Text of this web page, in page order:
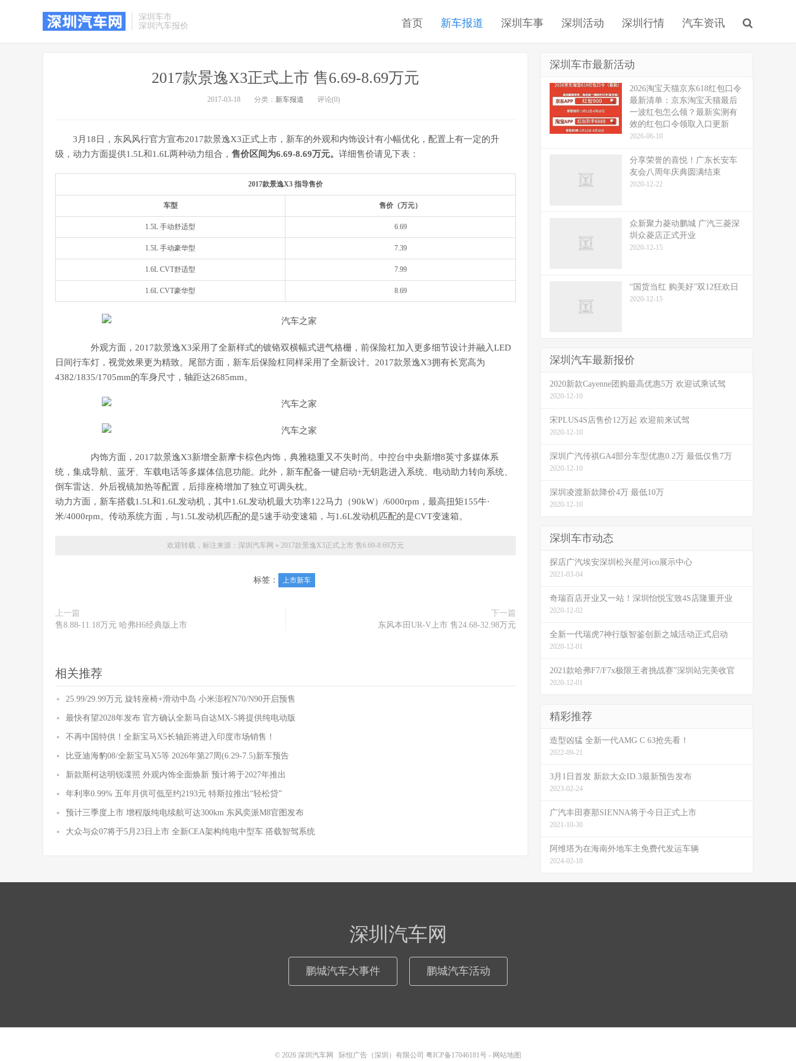
深圳车市
深圳汽车报价
首页 新车报道 深圳车事 深圳活动 深圳行情 汽车资讯
2017款景逸X3正式上市 售6.69-8.69万元
2017-03-18 分类： 新车报道 评论(0)
3月18日，东风风行官方宣布2017款景逸X3正式上市，新车的外观和内饰设计有小幅优化，配置上有一定的升
级，动力方面提供1.5L和1.6L两种动力组合， 售价区间为6.69-8.69万元。 详细售价请见下表：
2017款景逸X3 指导售价
车型 售价（万元）
1.5L 手动舒适型 6.69
1.5L 手动豪华型 7.39
1.6L CVT舒适型 7.99
1.6L CVT豪华型 8.69
外观方面，2017款景逸X3采用了全新样式的镀铬双横幅式进气格栅，前保险杠加入更多细节设计并融入LED
日间行车灯，视觉效果更为精致。尾部方面，新车后保险杠同样采用了全新设计。2017款景逸X3拥有长宽高为
4382/1835/1705mm的车身尺寸，轴距达2685mm。
内饰方面，2017款景逸X3新增全新摩卡棕色内饰，典雅稳重又不失时尚。中控台中央新增8英寸多媒体系
统，集成导航、蓝牙、车载电话等多媒体信息功能。此外，新车配备一键启动+无钥匙进入系统、电动助力转向系统、
倒车雷达、外后视镜加热等配置，后排座椅增加了独立可调头枕。
动力方面，新车搭载1.5L和1.6L发动机，其中1.6L发动机最大功率122马力（90kW）/6000rpm，最高扭矩155牛·
米/4000rpm。传动系统方面，与1.5L发动机匹配的是5速手动变速箱，与1.6L发动机匹配的是CVT变速箱。
欢迎转载，标注来源： 深圳汽车网 » 2017款景逸X3正式上市 售6.69-8.69万元
标签： 上市新车
上一篇
售8.88-11.18万元 哈弗H6经典版上市
下一篇
东风本田UR-V上市 售24.68-32.98万元
相关推荐
25.99/29.99万元 旋转座椅+滑动中岛 小米澎程N70/N90开启预售
最快有望2028年发布 官方确认全新马自达MX-5将提供纯电动版
不再中国特供！全新宝马X5长轴距将进入印度市场销售！
比亚迪海豹08/全新宝马X5等 2026年第27周(6.29-7.5)新车预告
新款斯柯达明锐谍照 外观内饰全面焕新 预计将于2027年推出
年利率0.99% 五年月供可低至约2193元 特斯拉推出“轻松贷”
预计三季度上市 增程版纯电续航可达300km 东风奕派M8官图发布
大众与众07将于5月23日上市 全新CEA架构纯电中型车 搭载智驾系统
深圳车市最新活动
2026淘宝天猫京东618红包口令
最新清单：京东淘宝天猫最后
一波红包怎么领？最新实测有
效的红包口令领取入口更新
2026-06-10
分享荣誉的喜悦！广东长安车
友会八周年庆典圆满结束
2020-12-22
众新聚力菱动鹏城 广汽三菱深
圳众菱店正式开业
2020-12-15
“国货当红 购美好”双12狂欢日
2020-12-15
深圳汽车最新报价
2020新款Cayenne团购最高优惠5万 欢迎试乘试驾
2020-12-10
宋PLUS4S店售价12万起 欢迎前来试驾
2020-12-10
深圳广汽传祺GA4部分车型优惠0.2万 最低仅售7万
2020-12-10
深圳凌渡新款降价4万 最低10万
2020-12-10
深圳车市动态
探店广汽埃安深圳松兴星河ico展示中心
2021-03-04
奇瑞百店开业又一站！深圳怡悦宝致4S店隆重开业
2020-12-02
全新一代瑞虎7神行版智鉴创新之城活动正式启动
2020-12-01
2021款哈弗F7/F7x极限王者挑战赛”深圳站完美收官
2020-12-01
精彩推荐
造型凶猛 全新一代AMG C 63抢先看！
2022-09-21
3月1日首发 新款大众ID.3最新预告发布
2023-02-24
广汽丰田赛那SIENNA将于今日正式上市
2021-10-30
阿维塔为在海南外地车主免费代发运车辆
2024-02-18
深圳汽车网
鹏城汽车大事件 鹏城汽车活动
© 2026 深圳汽车网 际恒广告（深圳）有限公司 粤ICP备17046181号 - 网站地图